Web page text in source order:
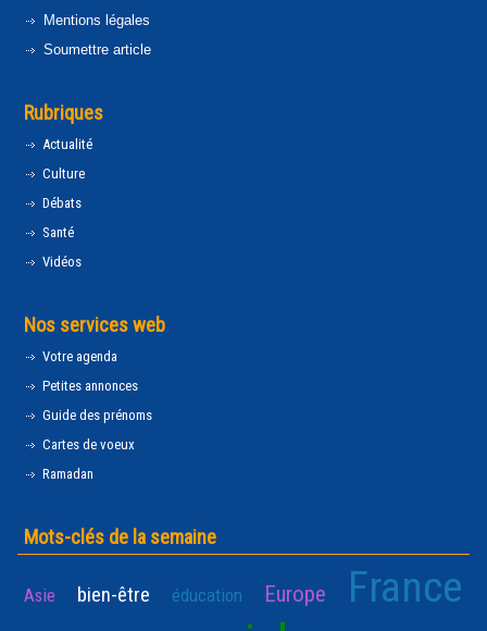
Mentions légales
Soumettre article
Rubriques
Actualité
Culture
Débats
Santé
Vidéos
Nos services web
Votre agenda
Petites annonces
Guide des prénoms
Cartes de voeux
Ramadan
Mots-clés de la semaine
Asie bien-être éducation Europe France